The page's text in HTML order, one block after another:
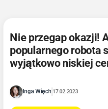
Nie przegap okazji!
popularnego robota
wyjątkowo niskiej
Inga Więch 17.02.2023